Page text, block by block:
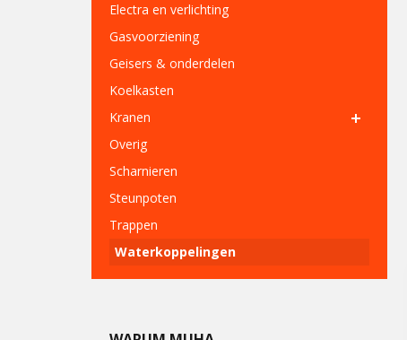
Electra en verlichting
Gasvoorziening
Geisers & onderdelen
Koelkasten
Kranen
Overig
Scharnieren
Steunpoten
Trappen
Waterkoppelingen